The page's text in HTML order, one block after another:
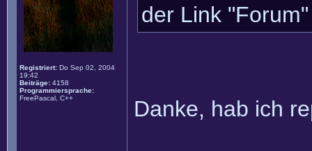
Registriert: Do Sep 02, 2004
19:42
Beiträge: 4158
Programmiersprache:
FreePascal, C++
der Link
Danke, hab ich